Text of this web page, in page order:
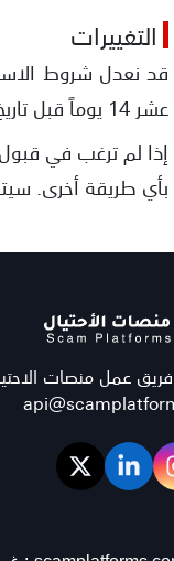
التغييرات
قد نعدل شروط
عشر 14 يوماً قبل تاريخ سريانها.
إذا لم ترغب في
بأي طريقة أخرى.
عمل منصات